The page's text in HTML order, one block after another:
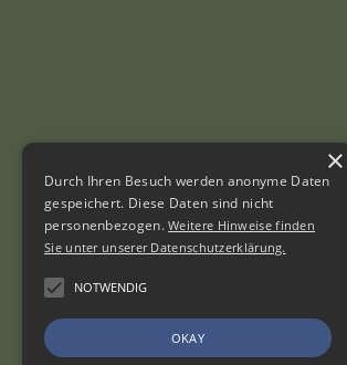
×
Durch Ihren Besuch werden anonyme Daten
gespeichert. Diese Daten sind nicht
personenbezogen.Weitere Hinweise finden
Sie unter unserer Datenschutzerklärung.
NOTWENDIG
OKAY